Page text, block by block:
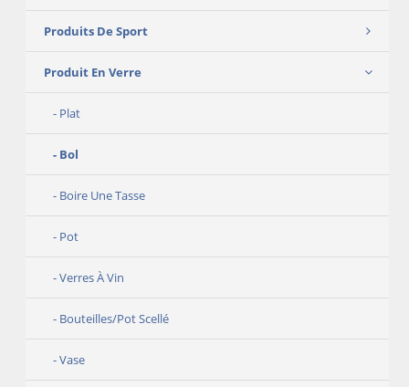
Produits De Sport
Produit En Verre
Plat
Bol
Boire Une Tasse
Pot
Verres À Vin
Bouteilles/Pot Scellé
Vase